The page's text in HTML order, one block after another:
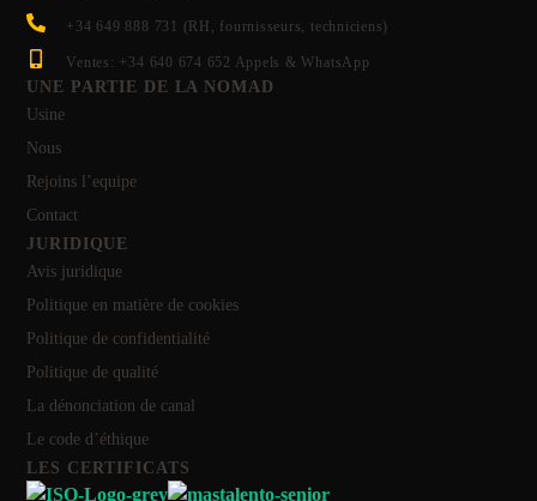
+34 649 888 731 (RH, fournisseurs, techniciens)
Ventes: +34 640 674 652 Appels & WhatsApp
UNE PARTIE DE LA NOMAD
Usine
Nous
Rejoins l’equipe
Contact
JURIDIQUE
Avis juridique
Politique en matière de cookies
Politique de confidentialité
Politique de qualité
La dénonciation de canal
Le code d’éthique
LES CERTIFICATS